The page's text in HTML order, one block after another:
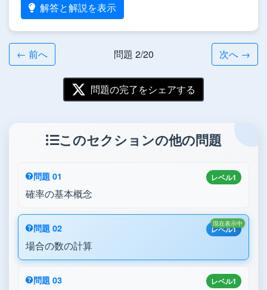
解答と解説を表示
← 前へ 問題 2/20 次へ →
問題の完了をシェアする
このセクションの他の問題
レベル1
問題 01
確率の基本概念
レベル1
問題 02
場合の数の計算
現在表示中
レベル1
問題 03